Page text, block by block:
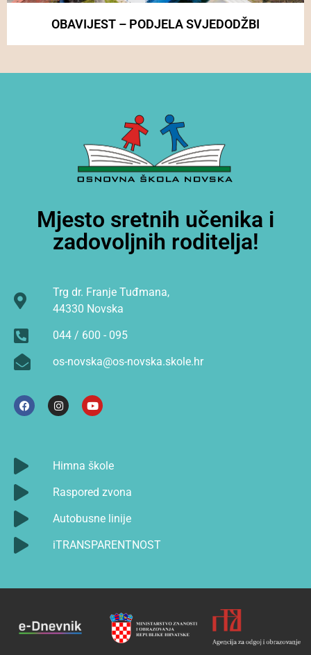
OBAVIJEST – PODJELA SVJEDODŽBI
Mjesto sretnih učenika i
zadovoljnih roditelja!
Trg dr. Franje Tuđmana,
44330 Novska
044 / 600 - 095
os-novska@os-novska.skole.hr
Himna škole
Raspored zvona
Autobusne linije
iTRANSPARENTNOST